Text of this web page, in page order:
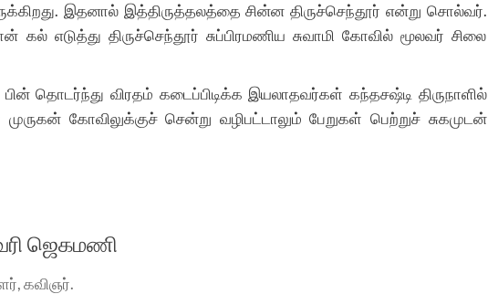
இதனால் இத்திருத்தலத்தை சின்ன திருச்செந்தூர் என்று சொல்வர்.
கல் எடுத்து திருச்செந்தூர் சுப்பிரமணிய சுவாமி கோவில் மூலவர் சிலை
தொடர்ந்து விரதம் கடைப்பிடிக்க இயலாதவர்கள் கந்தசஷ்டி திருநாளில்
கோவிலுக்குச் சென்று வழிபட்டாலும் பேறுகள் பெற்றுச் சுகமுடன்
ஜெகமணி
கவிஞர்.